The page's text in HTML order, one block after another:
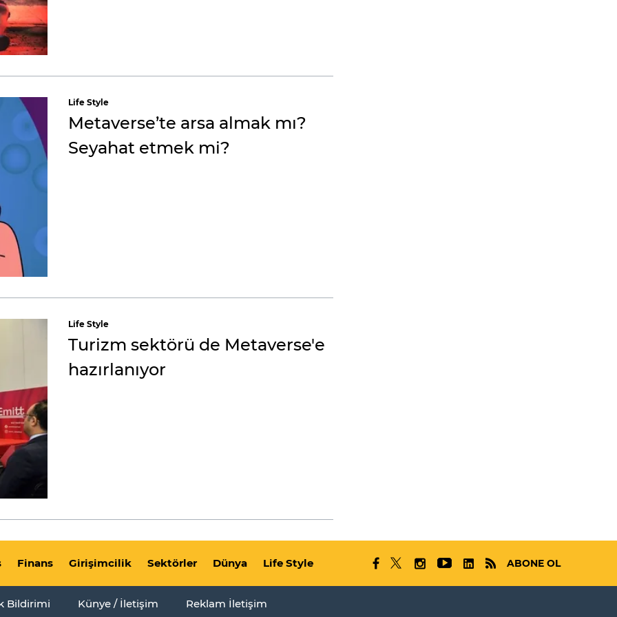
Life Style
Metaverse’te arsa almak mı?
Seyahat etmek mi?
Life Style
Turizm sektörü de Metaverse'e
hazırlanıyor
Finans Girişimcilik Sektörler Dünya Life Style ABONE OL
Bildirimi Künye / İletişim Reklam İletişim